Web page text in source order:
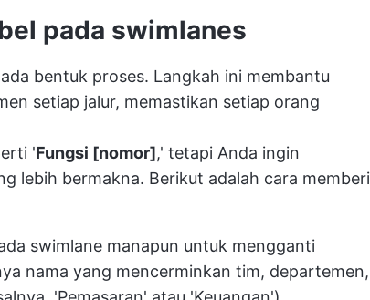
pada swimlanes
bentuk proses. Langkah ini membantu
setiap jalur, memastikan setiap orang
'Fungsi [nomor],' tetapi Anda ingin
lebih bermakna. Berikut adalah cara memberi
swimlane manapun untuk mengganti
nama yang mencerminkan tim, departemen,